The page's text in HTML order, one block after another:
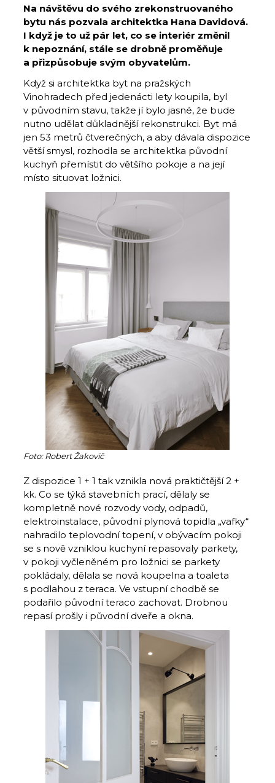
Na návštěvu do svého zrekonstruovaného
bytu nás pozvala architektka Hana Davidová.
I když je to už pár let, co se interiér změnil
k nepoznání, stále se drobně proměňuje
a přizpůsobuje svým obyvatelům.
Když si architektka byt na pražských
Vinohradech před jedenácti lety koupila, byl
v původním stavu, takže jí bylo jasné, že bude
nutno udělat důkladnější rekonstrukci. Byt má
jen 53 metrů čtverečných, a aby dávala dispozice
větší smysl, rozhodla se architektka původní
kuchyň přemístit do většího pokoje a na její
místo situovat ložnici.
Foto: Robert Žakovič
Z dispozice 1 + 1 tak vznikla nová praktičtější 2 +
kk. Co se týká stavebních prací, dělaly se
kompletně nové rozvody vody, odpadů,
elektroinstalace, původní plynová topidla „vafky“
nahradilo teplovodní topení, v obývacím pokoji
se s nově vzniklou kuchyní repasovaly parkety,
v pokoji vyčleněném pro ložnici se parkety
pokládaly, dělala se nová koupelna a toa­leta
s podlahou z teraca. Ve vstupní chodbě se
podařilo původní teraco zachovat. Drobnou
repasí prošly i původní dveře a okna.